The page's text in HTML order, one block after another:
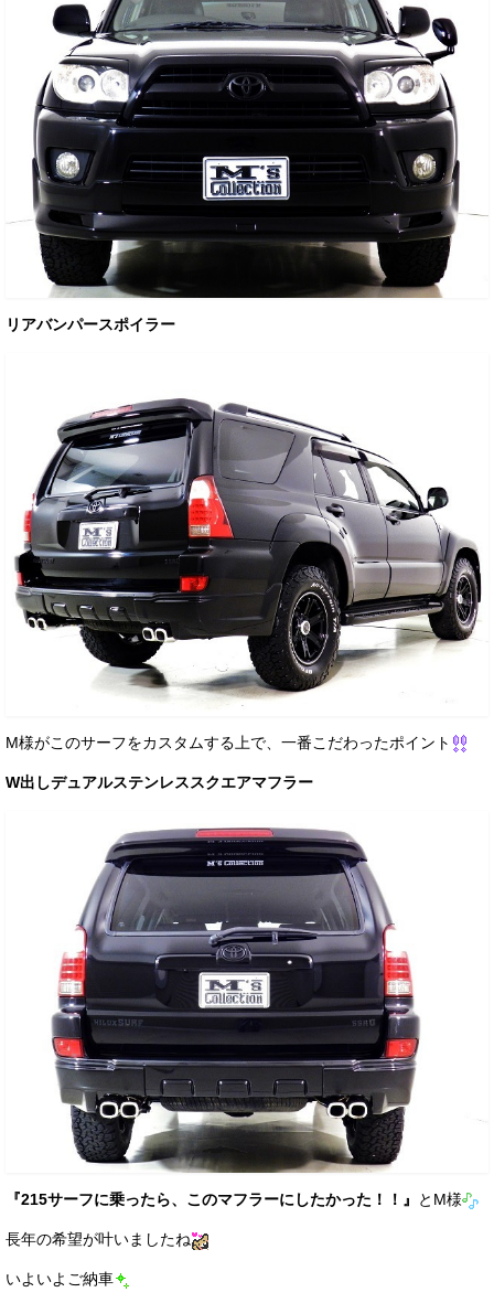
リアバンパースポイラー
M様がこのサーフをカスタムする上で、一番こだわったポイント
W出しデュアルステンレススクエアマフラー
『215サーフに乗ったら、このマフラーにしたかった！！』 とM様
長年の希望が叶いましたね
いよいよご納車